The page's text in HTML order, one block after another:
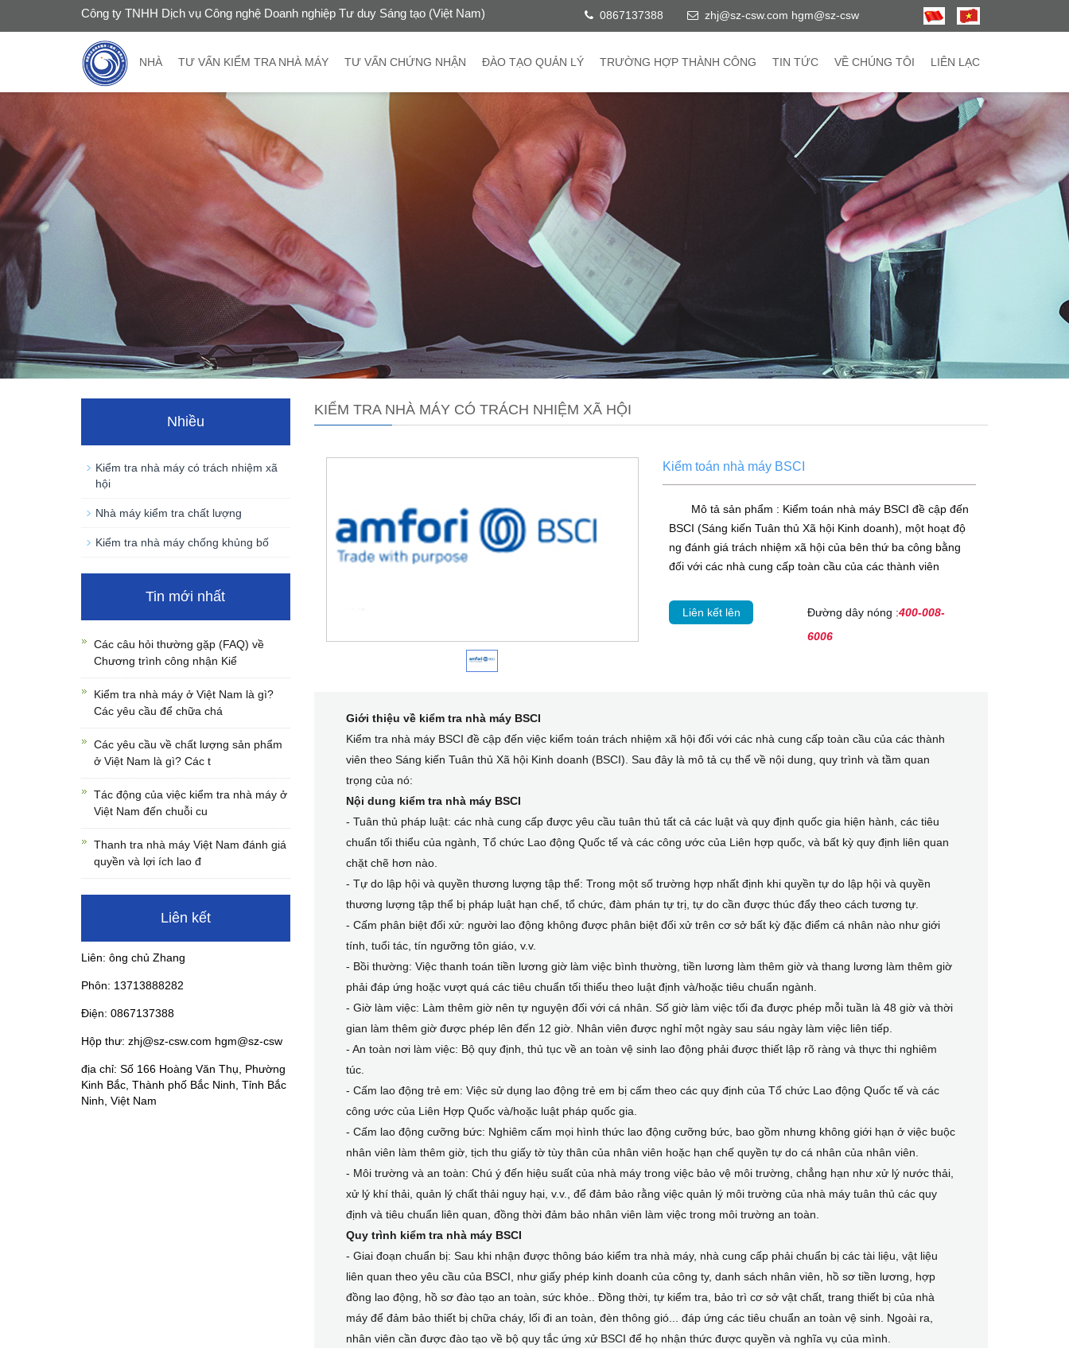
Công ty TNHH Dịch vụ Công nghệ Doanh nghiệp Tư duy Sáng tạo (Việt Nam) 0867137388 zhj@sz-csw.com hgm@sz-csw
NHÀ TƯ VẤN KIỂM TRA NHÀ MÁY TƯ VẤN CHỨNG NHẬN ĐÀO TẠO QUẢN LÝ TRƯỜNG HỢP THÀNH CÔNG TIN TỨC VỀ CHÚNG TÔI LIÊN LẠC
KIỂM TRA NHÀ MÁY CÓ TRÁCH NHIỆM XÃ HỘI
Kiểm toán nhà máy BSCI
Mô tả sản phẩm : Kiểm toán nhà máy BSCI đề cập đến
BSCI (Sáng kiến ​​Tuân thủ Xã hội Kinh doanh), một hoạt độ
ng đánh giá trách nhiệm xã hội của bên thứ ba công bằng
đối với các nhà cung cấp toàn cầu của các thành viên
Liên kết lên Đường dây nóng :400-008-
6006
Giới thiệu về kiểm tra nhà máy BSCI
Kiểm tra nhà máy BSCI đề cập đến việc kiểm toán trách nhiệm xã hội đối với các nhà cung cấp toàn cầu của các thành
viên theo Sáng kiến Tuân thủ Xã hội Kinh doanh (BSCI). Sau đây là mô tả cụ thể về nội dung, quy trình và tầm quan
trọng của nó:
Nội dung kiểm tra nhà máy BSCI
- Tuân thủ pháp luật: các nhà cung cấp được yêu cầu tuân thủ tất cả các luật và quy định quốc gia hiện hành, các tiêu
chuẩn tối thiểu của ngành, Tổ chức Lao động Quốc tế và các công ước của Liên hợp quốc, và bất kỳ quy định liên quan
chặt chẽ hơn nào.
- Tự do lập hội và quyền thương lượng tập thể: Trong một số trường hợp nhất định khi quyền tự do lập hội và quyền
thương lượng tập thể bị pháp luật hạn chế, tổ chức, đàm phán tự trị, tự do cần được thúc đẩy theo cách tương tự.
- Cấm phân biệt đối xử: người lao động không được phân biệt đối xử trên cơ sở bất kỳ đặc điểm cá nhân nào như giới
tính, tuổi tác, tín ngưỡng tôn giáo, v.v.
- Bồi thường: Việc thanh toán tiền lương giờ làm việc bình thường, tiền lương làm thêm giờ và thang lương làm thêm giờ
phải đáp ứng hoặc vượt quá các tiêu chuẩn tối thiểu theo luật định và/hoặc tiêu chuẩn ngành.
- Giờ làm việc: Làm thêm giờ nên tự nguyện đối với cá nhân. Số giờ làm việc tối đa được phép mỗi tuần là 48 giờ và thời
gian làm thêm giờ được phép lên đến 12 giờ. Nhân viên được nghỉ một ngày sau sáu ngày làm việc liên tiếp.
- An toàn nơi làm việc: Bộ quy định, thủ tục về an toàn vệ sinh lao động phải được thiết lập rõ ràng và thực thi nghiêm
túc.
- Cấm lao động trẻ em: Việc sử dụng lao động trẻ em bị cấm theo các quy định của Tổ chức Lao động Quốc tế và các
công ước của Liên Hợp Quốc và/hoặc luật pháp quốc gia.
- Cấm lao động cưỡng bức: Nghiêm cấm mọi hình thức lao động cưỡng bức, bao gồm nhưng không giới hạn ở việc buộc
nhân viên làm thêm giờ, tịch thu giấy tờ tùy thân của nhân viên hoặc hạn chế quyền tự do cá nhân của nhân viên.
- Môi trường và an toàn: Chú ý đến hiệu suất của nhà máy trong việc bảo vệ môi trường, chẳng hạn như xử lý nước thải,
xử lý khí thải, quản lý chất thải nguy hại, v.v., để đảm bảo rằng việc quản lý môi trường của nhà máy tuân thủ các quy
định và tiêu chuẩn liên quan, đồng thời đảm bảo nhân viên làm việc trong môi trường an toàn.
Quy trình kiểm tra nhà máy BSCI
- Giai đoạn chuẩn bị: Sau khi nhận được thông báo kiểm tra nhà máy, nhà cung cấp phải chuẩn bị các tài liệu, vật liệu
liên quan theo yêu cầu của BSCI, như giấy phép kinh doanh của công ty, danh sách nhân viên, hồ sơ tiền lương, hợp
đồng lao động, hồ sơ đào tạo an toàn, sức khỏe.. Đồng thời, tự kiểm tra, bảo trì cơ sở vật chất, trang thiết bị của nhà
máy để đảm bảo thiết bị chữa cháy, lối đi an toàn, đèn thông gió... đáp ứng các tiêu chuẩn an toàn vệ sinh. Ngoài ra,
nhân viên cần được đào tạo về bộ quy tắc ứng xử BSCI để họ nhận thức được quyền và nghĩa vụ của mình.
Nhiều
Kiểm tra nhà máy có trách nhiệm xã
hội
Nhà máy kiểm tra chất lượng
Kiểm tra nhà máy chống khủng bố
Tin mới nhất
Các câu hỏi thường gặp (FAQ) về
Chương trình công nhận Kiể
Kiểm tra nhà máy ở Việt Nam là gì?
Các yêu cầu để chữa chá
Các yêu cầu về chất lượng sản phẩm
ở Việt Nam là gì? Các t
Tác động của việc kiểm tra nhà máy ở
Việt Nam đến chuỗi cu
Thanh tra nhà máy Việt Nam đánh giá
quyền và lợi ích lao đ
Liên kết
Liên: ông chủ Zhang
Phôn: 13713888282
Điện: 0867137388
Hộp thư: zhj@sz-csw.com hgm@sz-csw
địa chỉ: Số 166 Hoàng Văn Thụ, Phường
Kinh Bắc, Thành phố Bắc Ninh, Tỉnh Bắc
Ninh, Việt Nam